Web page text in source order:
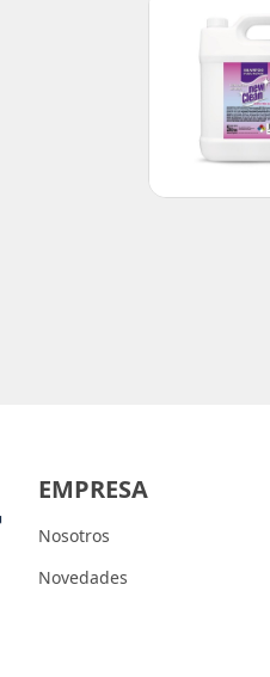
EMPRESA
Nosotros
Novedades